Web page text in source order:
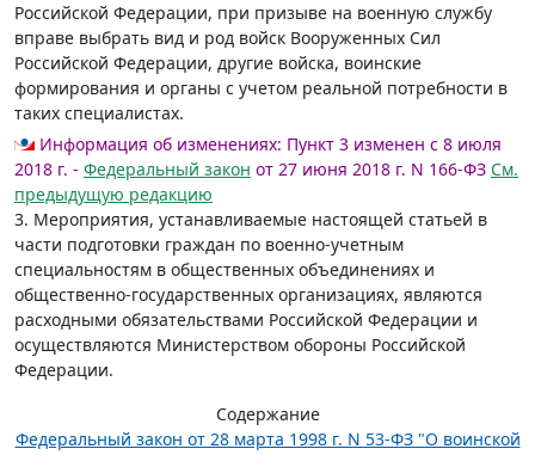
Российской Федерации, при призыве на военную службу
вправе выбрать вид и род войск Вооруженных Сил
Российской Федерации, другие войска, воинские
формирования и органы с учетом реальной потребности в
таких специалистах.
Информация об изменениях: Пункт 3 изменен с 8 июля
2018 г. - Федеральный закон от 27 июня 2018 г. N 166-ФЗ См.
предыдущую редакцию
3. Мероприятия, устанавливаемые настоящей статьей в
части подготовки граждан по военно-учетным
специальностям в общественных объединениях и
общественно-государственных организациях, являются
расходными обязательствами Российской Федерации и
осуществляются Министерством обороны Российской
Федерации.
Содержание
Федеральный закон от 28 марта 1998 г. N 53-ФЗ "О воинской